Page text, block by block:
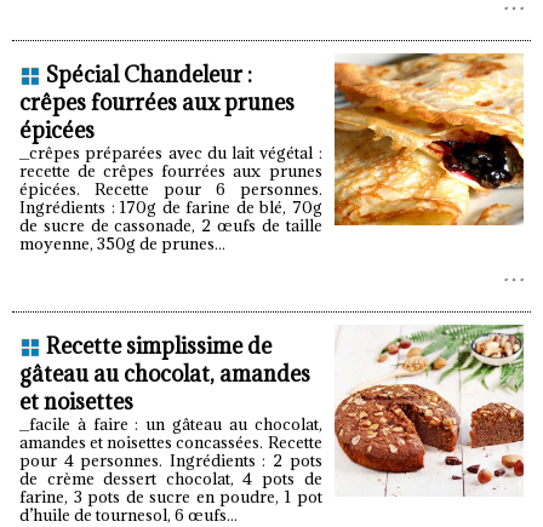
Spécial Chandeleur :
crêpes fourrées aux prunes
épicées
_crêpes préparées avec du lait végétal :
recette de crêpes fourrées aux prunes
épicées. Recette pour 6 personnes.
Ingrédients : 170g de farine de blé, 70g
de sucre de cassonade, 2 œufs de taille
moyenne, 350g de prunes...
Recette simplissime de
gâteau au chocolat, amandes
et noisettes
_facile à faire : un gâteau au chocolat,
amandes et noisettes concassées. Recette
pour 4 personnes. Ingrédients : 2 pots
de crème dessert chocolat, 4 pots de
farine, 3 pots de sucre en poudre, 1 pot
d’huile de tournesol, 6 œufs...